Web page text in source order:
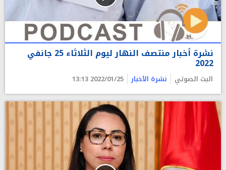
نشرة أخبار منتصف النهار ليوم الثلاثاء 25 جانفي
2022
البث الصوتي نشرة الأخبار 2022/01/25 13:13